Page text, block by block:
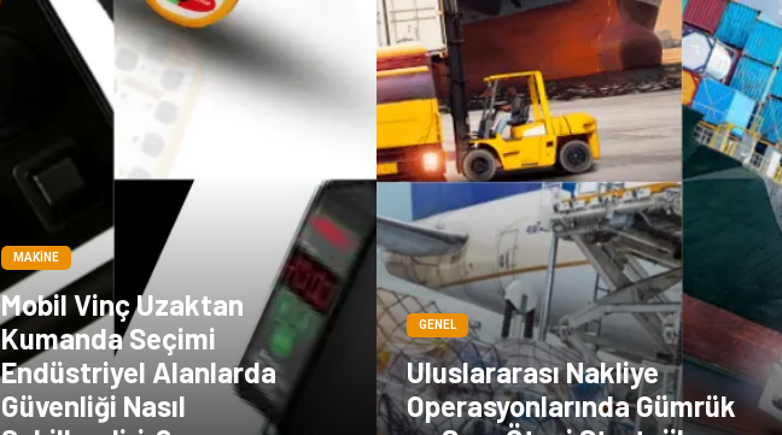
MAKINE
Mobil Vinç Uzaktan
Kumanda Seçimi
Endüstriyel Alanlarda
Güvenliği Nasıl
GENEL
Uluslararası Nakliye
Operasyonlarında Gümrük